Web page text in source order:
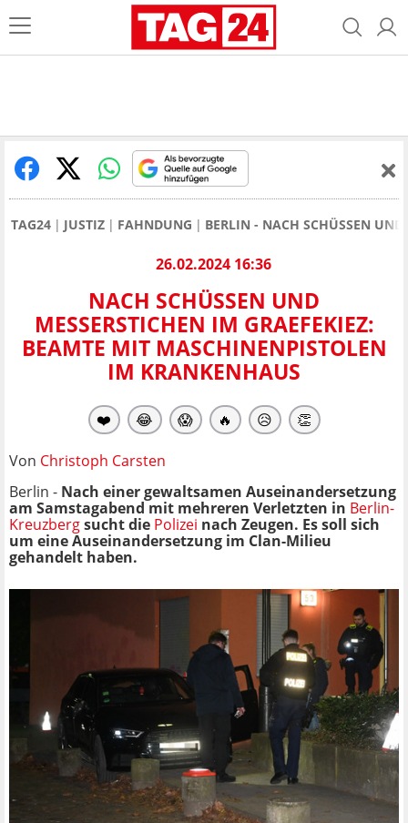
TAG24 JUSTIZ FAHNDUNG BERLIN - NACH SCHÜSSEN
26.02.2024 16:36
NACH SCHÜSSEN UND
MESSERSTICHEN IM GRAEFEKIEZ:
BEAMTE MIT MASCHINENPISTOLEN
IM KRANKENHAUS
❤️ 😂 😱 🔥 😥 👏
Von Christoph Carsten
Berlin - Nach einer gewaltsamen Auseinandersetzung
am Samstagabend mit mehreren Verletzten in Berlin-
Kreuzbergsucht die Polizei nach Zeugen. Es soll sich
um eine Auseinandersetzung im Clan-Milieu
gehandelt haben.